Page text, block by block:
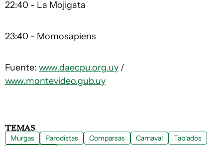
22:40 - La Mojigata
23:40 - Momosapiens
Fuente: www.daecpu.org.uy /
www.montevideo.gub.uy
TEMAS
Murgas Parodistas Comparsas Carnaval
Tablados